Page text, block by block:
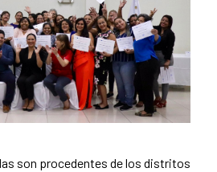
son procedentes de los distritos